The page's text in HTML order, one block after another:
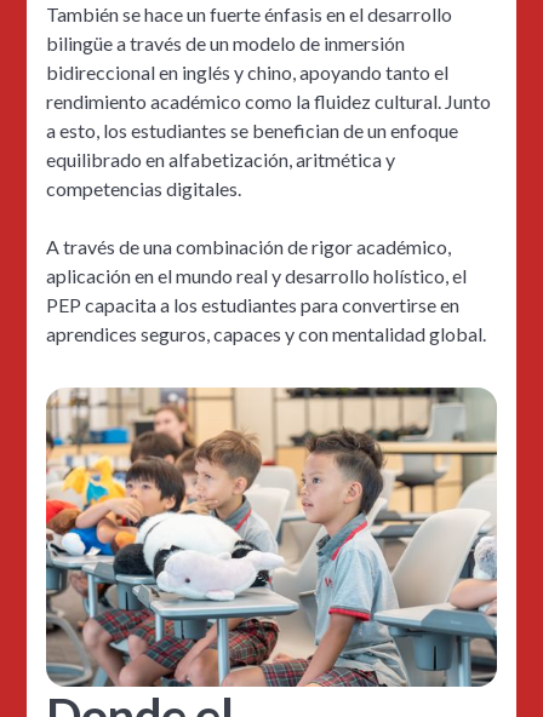
También se hace un fuerte énfasis en el desarrollo
bilingüe a través de un modelo de inmersión
bidireccional en inglés y chino, apoyando tanto el
rendimiento académico como la fluidez cultural. Junto
a esto, los estudiantes se benefician de un enfoque
equilibrado en alfabetización, aritmética y
competencias digitales.
A través de una combinación de rigor académico,
aplicación en el mundo real y desarrollo holístico, el
PEP capacita a los estudiantes para convertirse en
aprendices seguros, capaces y con mentalidad global.